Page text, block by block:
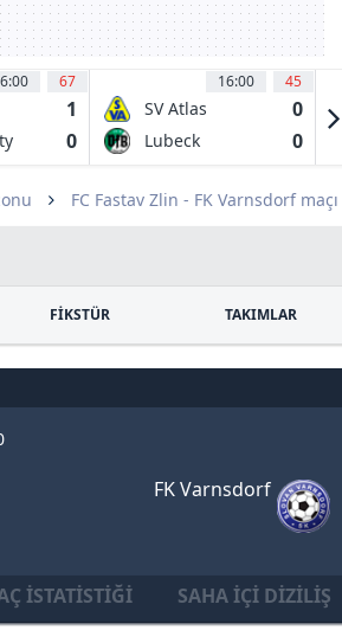
67
1
0
16:00 45
SV Atlas
Delmenhorst
0
Lubeck 0
FC Fastav Zlin - FK Varnsdorf maçı
FİKSTÜR TAKIMLAR
FK Varnsdorf
İSTATISTIĞI
SAHA İÇI DIZILIŞ